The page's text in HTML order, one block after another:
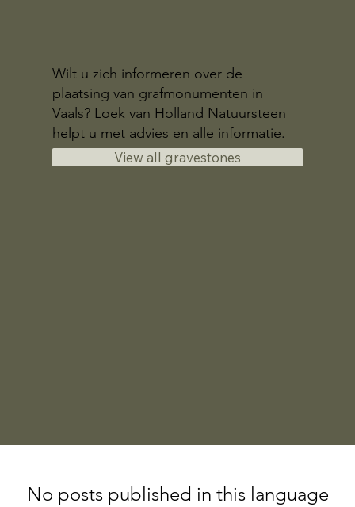
Wilt u zich informeren over de
plaatsing van grafmonumenten in
Vaals? Loek van Holland Natuursteen
helpt u met advies en alle informatie.
View all gravestones
No posts published in this language